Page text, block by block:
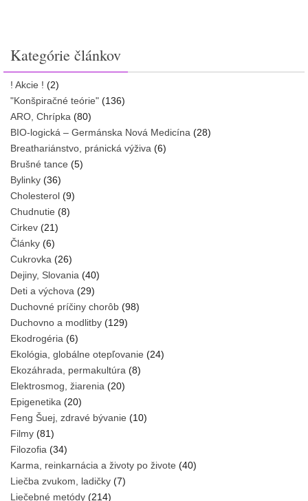
Kategórie článkov
! Akcie ! (2)
"Konšpiračné teórie" (136)
ARO, Chrípka (80)
BIO-logická – Germánska Nová Medicína (28)
Breathariánstvo, pránická výživa (6)
Brušné tance (5)
Bylinky (36)
Cholesterol (9)
Chudnutie (8)
Cirkev (21)
Články (6)
Cukrovka (26)
Dejiny, Slovania (40)
Deti a výchova (29)
Duchovné príčiny chorôb (98)
Duchovno a modlitby (129)
Ekodrogéria (6)
Ekológia, globálne otepľovanie (24)
Ekozáhrada, permakultúra (8)
Elektrosmog, žiarenia (20)
Epigenetika (20)
Feng Šuej, zdravé bývanie (10)
Filmy (81)
Filozofia (34)
Karma, reinkarnácia a životy po živote (40)
Liečba zvukom, ladičky (7)
Liečebné metódy (214)